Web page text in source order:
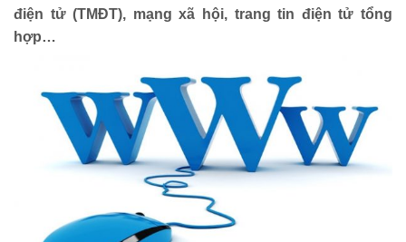
điện tử (TMĐT), mạng xã hội, trang tin điện tử tổng
hợp…